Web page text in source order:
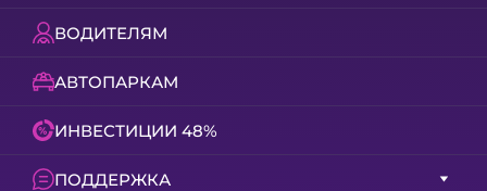
ВОДИТЕЛЯМ
АВТОПАРКАМ
ИНВЕСТИЦИИ 48%
ПОДДЕРЖКА